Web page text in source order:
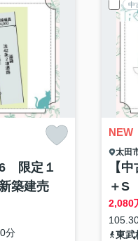
6 限定１
築建売
分
中
NEW
太田
【
＋S
2,080
東武